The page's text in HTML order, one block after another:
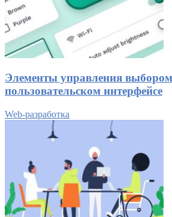
Элементы управления
пользовательском интерфейсе
Web-разработка